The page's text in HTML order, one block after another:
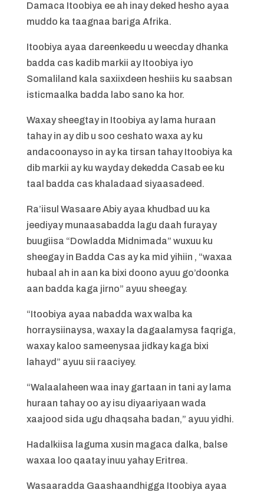
Damaca Itoobiya ee ah inay deked hesho ayaa
muddo ka taagnaa bariga Afrika.
Itoobiya ayaa dareenkeedu u weecday dhanka
badda cas kadib markii ay Itoobiya iyo
Somaliland kala saxiixdeen heshiis ku saabsan
isticmaalka badda labo sano ka hor.
Waxay sheegtay in Itoobiya ay lama huraan
tahay in ay dib u soo ceshato waxa ay ku
andacoonayso in ay ka tirsan tahay Itoobiya ka
dib markii ay ku wayday dekedda Casab ee ku
taal badda cas khaladaad siyaasadeed.
Ra’iisul Wasaare Abiy ayaa khudbad uu ka
jeediyay munaasabadda lagu daah furayay
buugiisa “Dowladda Midnimada” wuxuu ku
sheegay in Badda Cas ay ka mid yihiin , “waxaa
hubaal ah in aan ka bixi doono ayuu go’doonka
aan badda kaga jirno” ayuu sheegay.
“Itoobiya ayaa nabadda wax walba ka
horraysiinaysa, waxay la dagaalamysa faqriga,
waxay kaloo sameenysaa jidkay kaga bixi
lahayd” ayuu sii raaciyey.
“Walaalaheen waa inay gartaan in tani ay lama
huraan tahay oo ay isu diyaariyaan wada
xaajood sida ugu dhaqsaha badan,” ayuu yidhi.
Hadalkiisa laguma xusin magaca dalka, balse
waxaa loo qaatay inuu yahay Eritrea.
Wasaaradda Gaashaandhigga Itoobiya ayaa